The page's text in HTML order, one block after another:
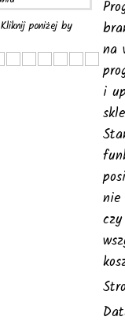
Kliknij poniżej by
na
i
nie